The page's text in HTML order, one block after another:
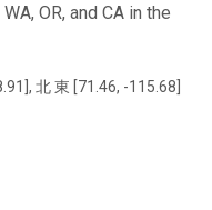
OR, and CA in the
北 東 [71.46, -115.68]